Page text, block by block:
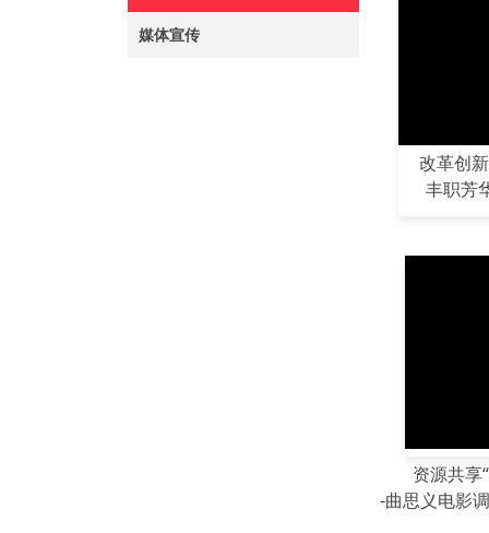
媒体宣传
改革创
丰职芳
资源共享
-曲思义电影